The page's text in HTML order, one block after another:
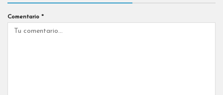
Comentario *